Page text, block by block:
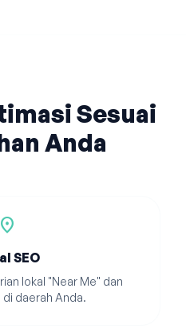
Sesuai
Anda
location_on
SEO
lokal "Near Me" dan
daerah Anda.